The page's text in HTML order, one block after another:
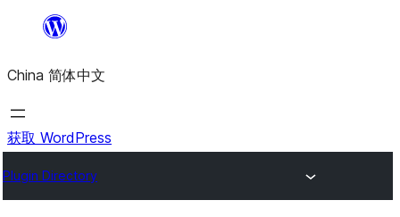
内
容
China 简体中文
获取 WordPress
Plugin Directory